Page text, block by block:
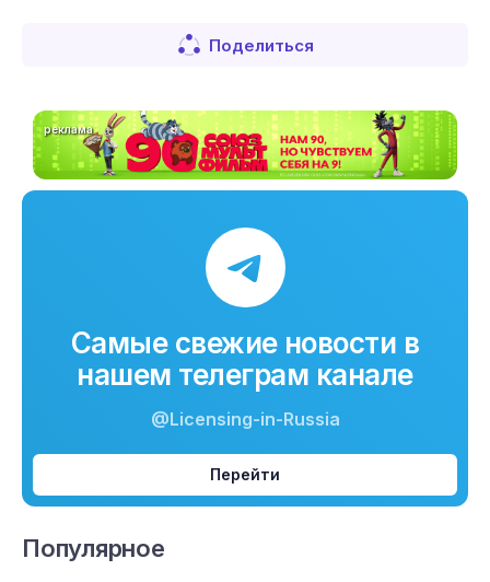
Поделиться
реклама
Самые свежие новости в
нашем телеграм канале
@Licensing-in-Russia
Перейти
Популярное